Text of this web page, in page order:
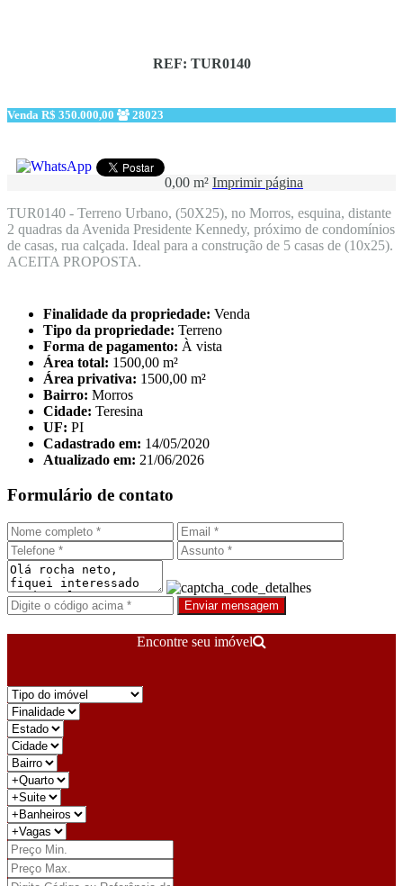
REF: TUR0140
Venda R$ 350.000,00 28023
0,00 m² Imprimir página
TUR0140 - Terreno Urbano, (50X25), no Morros, esquina, distante
2 quadras da Avenida Presidente Kennedy, próximo de condomínios
de casas, rua calçada. Ideal para a construção de 5 casas de (10x25).
ACEITA PROPOSTA.
Finalidade da propriedade: Venda
Tipo da propriedade: Terreno
Forma de pagamento: À vista
Área total: 1500,00 m²
Área privativa: 1500,00 m²
Bairro: Morros
Cidade: Teresina
UF: PI
Cadastrado em: 14/05/2020
Atualizado em: 21/06/2026
Formulário de contato
Enviar mensagem
Encontre seu imóvel